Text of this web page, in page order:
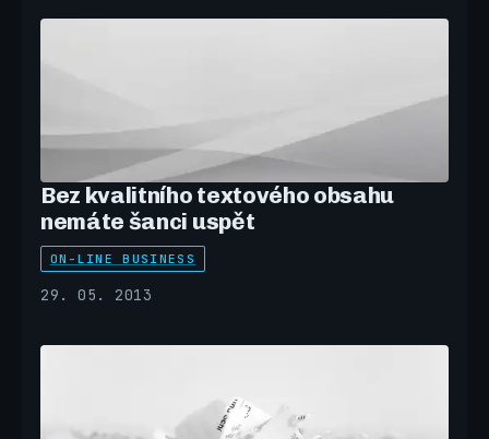
Bez kvalitního textového obsahu
nemáte šanci uspět
ON-LINE BUSINESS
29. 05. 2013